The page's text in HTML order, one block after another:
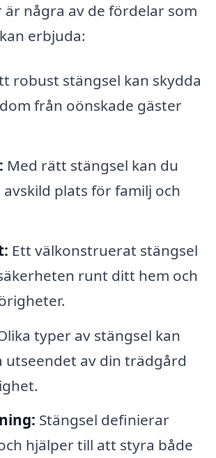
är några av de fördelar som
erbjuda:
robust stängsel kan skydda
från oönskade gäster
Med rätt stängsel kan du
avskild plats för familj och
Ett välkonstruerat stängsel
runt ditt hem och
typer av stängsel kan
av din trädgård
Stängsel definierar
hjälper till att styra både